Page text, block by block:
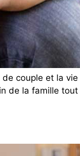
couple et la
de la famille